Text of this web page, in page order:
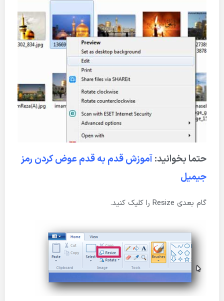
حتما بخوانید:آموزش قدم به قدم عوض کردن رمز
جیمیل
گام بعدی Resize را کلیک کنید.